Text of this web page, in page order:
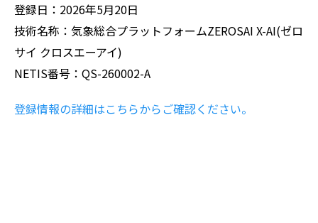
登録日：2026年5月20日
技術名称：気象総合プラットフォームZEROSAI X-AI(ゼロ
サイ クロスエーアイ)
NETIS番号：QS-260002-A
登録情報の詳細はこちらからご確認ください。